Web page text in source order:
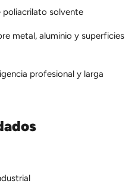
poliacrilato solvente
metal, aluminio y superficies
profesional y larga